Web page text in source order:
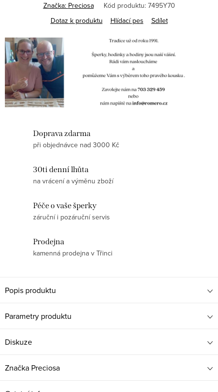
Značka: Preciosa Kód produktu: 7495Y70
Dotaz k produktu
Hlídací pes Sdílet
Doprava zdarma
při objednávce nad 3000 Kč
30ti denní lhůta
na vrácení a výměnu zboží
Péče o vaše šperky
záruční i pozáruční servis
Prodejna
kamenná prodejna v Třinci
Popis produktu
Parametry produktu
Diskuze
Značka Preciosa